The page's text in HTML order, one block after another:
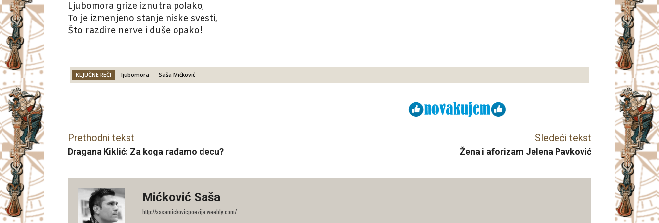
Ljubomora grize iznutra polako,
To je izmenjeno stanje niske svesti,
Što razdire nerve i duše opako!
KLJUČNE REČI ljubomora Saša Mićković
Prethodni tekst
Dragana Kiklić: Za koga rađamo decu?
Sledeći tekst
Žena i aforizam Jelena Pavković
Mićković Saša
http://sasamickovicpoezija.weebly.com/